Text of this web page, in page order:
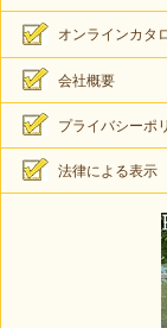
オンラインカタ
会社概要
プライバシーポ
法律による表示